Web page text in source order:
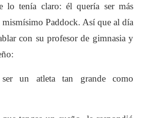
lo tenía claro: él quería ser más
Paddock. Así que al día
con su profesor de gimnasia y
un atleta tan grande como